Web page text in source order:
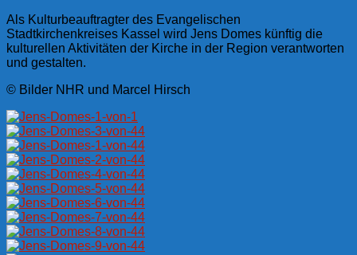
Als Kulturbeauftragter des Evangelischen
Stadtkirchenkreises Kassel wird Jens Domes künftig die
kulturellen Aktivitäten der Kirche in der Region verantworten
und gestalten.
© Bilder NHR und Marcel Hirsch